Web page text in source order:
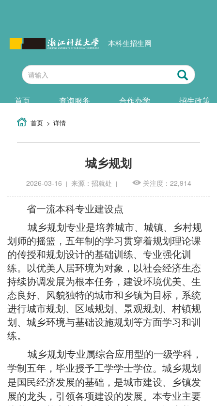
本科生招生网
首页 查询服务 合作办学 招生政策
首页 详情
城乡规划
2026-03-16 | 来源：招就处 | 关注度：22,914
省一流本科专业建设点
城乡规划专业是培养城市、城镇、乡村规
划师的摇篮，五年制的学习贯穿着规划理论课
的传授和规划设计的基础训练、专业强化训
练。以优美人居环境为对象，以社会经济生态
持续协调发展为根本任务，建设环境优美、生
态良好、风貌独特的城市和乡镇为目标，系统
进行城市规划、区域规划、景观规划、村镇规
划、城乡环境与基础设施规划等方面学习和训
练。
城乡规划专业属综合应用型的一级学科，
学制五年，毕业授予工学学士学位。城乡规划
是国民经济发展的基础，是城市建设、乡镇发
展的龙头，引领各项建设的发展。本专业主要